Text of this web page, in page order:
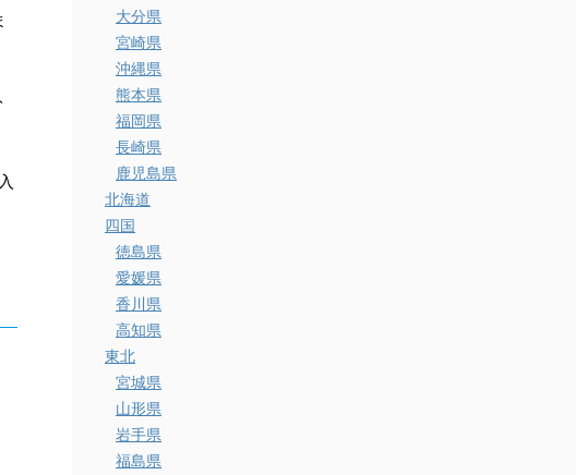
大分県
宮崎県
沖縄県
熊本県
福岡県
長崎県
鹿児島県
北海道
四国
徳島県
愛媛県
香川県
高知県
東北
宮城県
山形県
岩手県
福島県